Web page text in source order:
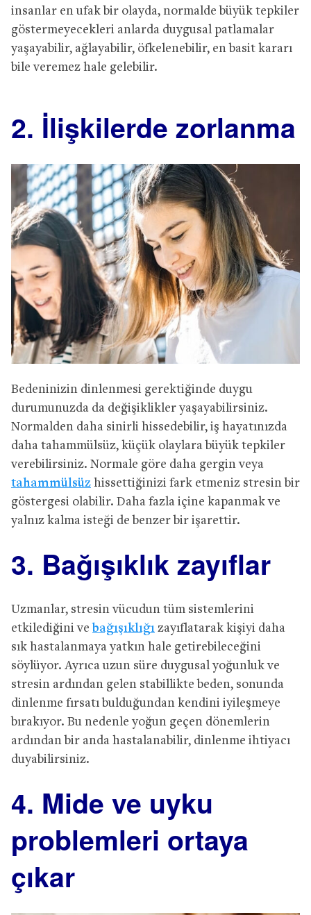
insanlar en ufak bir olayda, normalde büyük tepkiler
göstermeyecekleri anlarda duygusal patlamalar
yaşayabilir, ağlayabilir, öfkelenebilir, en basit kararı
bile veremez hale gelebilir.
2. İlişkilerde zorlanma
Bedeninizin dinlenmesi gerektiğinde duygu
durumunuzda da değişiklikler yaşayabilirsiniz.
Normalden daha sinirli hissedebilir, iş hayatınızda
daha tahammülsüz, küçük olaylara büyük tepkiler
verebilirsiniz. Normale göre daha gergin veya
tahammülsüz hissettiğinizi fark etmeniz stresin bir
göstergesi olabilir. Daha fazla içine kapanmak ve
yalnız kalma isteği de benzer bir işarettir.
3. Bağışıklık zayıflar
Uzmanlar, stresin vücudun tüm sistemlerini
etkilediğini ve bağışıklığı zayıflatarak kişiyi daha
sık hastalanmaya yatkın hale getirebileceğini
söylüyor. Ayrıca uzun süre duygusal yoğunluk ve
stresin ardından gelen stabillikte beden, sonunda
dinlenme fırsatı bulduğundan kendini iyileşmeye
bırakıyor. Bu nedenle yoğun geçen dönemlerin
ardından bir anda hastalanabilir, dinlenme ihtiyacı
duyabilirsiniz.
4. Mide ve uyku
problemleri ortaya
çıkar